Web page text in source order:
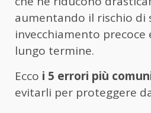
aumentando il rischio di
invecchiamento precoce
lungo termine.
Ecco i 5 errori più
evitarli per proteggere